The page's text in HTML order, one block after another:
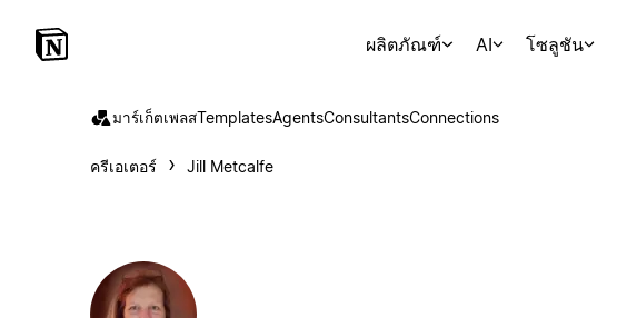
ผลิตภัณฑ์ AI โซลูชัน
มาร์เก็ตเพลสTemplatesAgentsConsultantsConnections
ครีเอเตอร์ Jill Metcalfe